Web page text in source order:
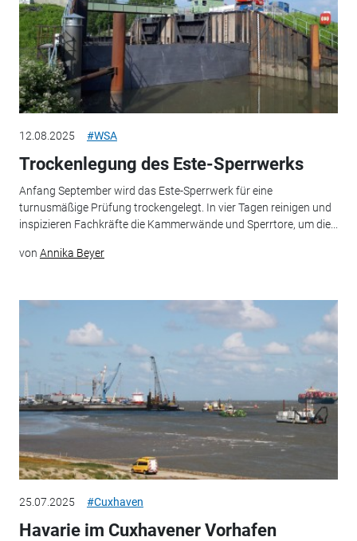
12.08.2025 #WSA
Trockenlegung des Este-Sperrwerks
Anfang September wird das Este-Sperrwerk für eine
turnusmäßige Prüfung trockengelegt. In vier Tagen reinigen und
inspizieren Fachkräfte die Kammerwände und Sperrtore, um die...
von Annika Beyer
25.07.2025 #Cuxhaven
Havarie im Cuxhavener Vorhafen